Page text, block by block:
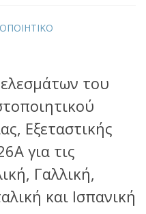
του
Εξεταστικής
για τις
Γαλλική,
και Ισπανική